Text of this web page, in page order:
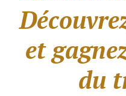
et
du